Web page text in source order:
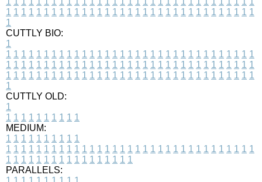
1 1 1 1 1 1 1 1 1 1 1 1 1 1 1 1 1 1 1 1 1 1 1 1 1 1 1 1 1 1 1 1 1
1
CUTTLY BIO:
1
1 1 1 1 1 1 1 1 1 1 1 1 1 1 1 1 1 1 1 1 1 1 1 1 1 1 1 1 1 1 1 1 1
1 1 1 1 1 1 1 1 1 1 1 1 1 1 1 1 1 1 1 1 1 1 1 1 1 1 1 1 1 1 1 1 1
1 1 1 1 1 1 1 1 1 1 1 1 1 1 1 1 1 1 1 1 1 1 1 1 1 1 1 1 1 1 1 1 1
1
CUTTLY OLD:
1
1 1 1 1 1 1 1 1 1 1
MEDIUM:
1 1 1 1 1 1 1 1 1 1
1 1 1 1 1 1 1 1 1 1 1 1 1 1 1 1 1 1 1 1 1 1 1 1 1 1 1 1 1 1 1 1 1
1 1 1 1 1 1 1 1 1 1 1 1 1 1 1 1 1
PARALLELS: